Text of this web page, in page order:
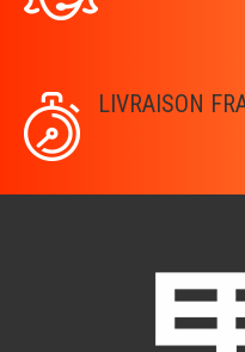
LIVRAISON